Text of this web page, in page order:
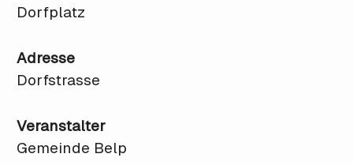
Dorfplatz
Adresse
Dorfstrasse
Veranstalter
Gemeinde Belp